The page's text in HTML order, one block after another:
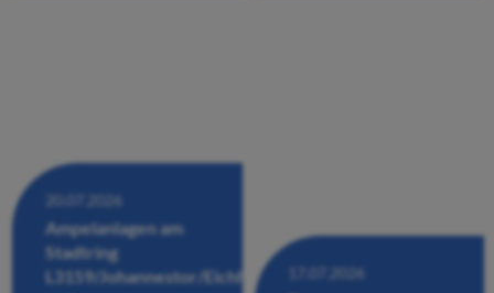
20.07.2026
Ampelanlagen am
Stadtring
L3159/Johannestor/Eichhofstraße/Fuldastraße
17.07.2026